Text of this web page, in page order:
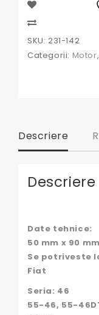
SKU: 231-142
Categorii: Motor,
Descriere
Descriere
Date tehnice:
50 mm x 90
Se potriveste
Fiat
Seria: 46
55-46, 55-